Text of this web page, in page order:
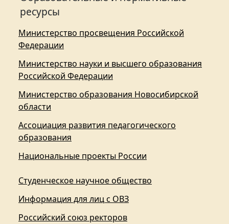
ресурсы
Министерство просвещения Российской
Федерации
Министерство науки и высшего образования
Российской Федерации
Министерство образования Новосибирской
области
Ассоциация развития педагогического
образования
Национальные проекты России
Студенческое научное общество
Информация для лиц с ОВЗ
Российский союз ректоров